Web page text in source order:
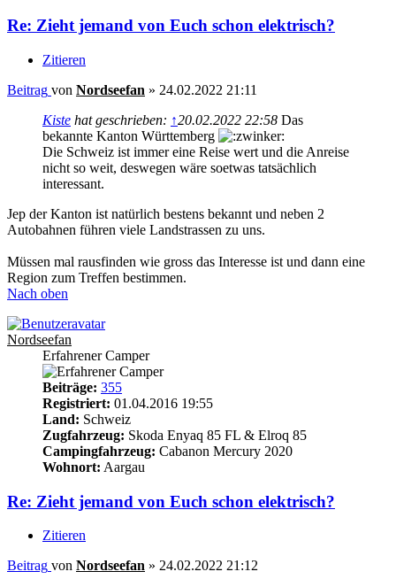
Re: Zieht jemand von Euch schon elektrisch?
Zitieren
Beitrag von Nordseefan » 24.02.2022 21:11
Kiste hat geschrieben: ↑20.02.2022 22:58 Das
bekannte Kanton Württemberg
Die Schweiz ist immer eine Reise wert und die Anreise
nicht so weit, deswegen wäre soetwas tatsächlich
interessant.
Jep der Kanton ist natürlich bestens bekannt und neben 2
Autobahnen führen viele Landstrassen zu uns.
Müssen mal rausfinden wie gross das Interesse ist und dann eine
Region zum Treffen bestimmen.
Nach oben
Nordseefan
Erfahrener Camper
Beiträge: 355
Registriert: 01.04.2016 19:55
Land: Schweiz
Zugfahrzeug: Skoda Enyaq 85 FL & Elroq 85
Campingfahrzeug: Cabanon Mercury 2020
Wohnort: Aargau
Re: Zieht jemand von Euch schon elektrisch?
Zitieren
Beitrag von Nordseefan » 24.02.2022 21:12